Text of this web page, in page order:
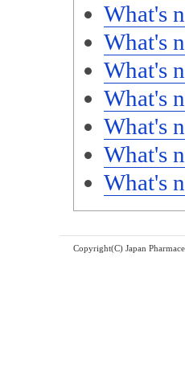
What's
What's
What's
What's
What's
What's
What's
Copyright(C) Japan